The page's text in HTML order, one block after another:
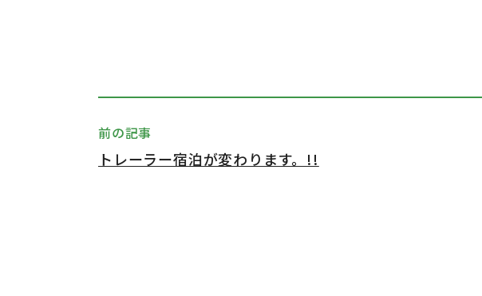
前の記事
トレーラー宿泊が変わります。!!